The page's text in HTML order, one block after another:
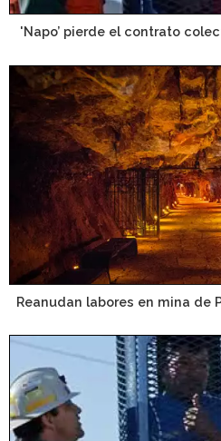
'Napo’ pierde el contrato
Reanudan labores en mina de